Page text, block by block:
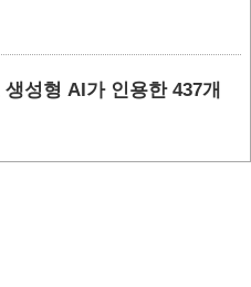
성형 AI가 인용한 437개